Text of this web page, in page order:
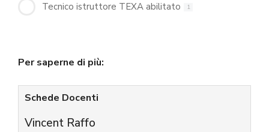
Tecnico istruttore TEXA abilitato 1
Per saperne di più:
Schede Docenti
Vincent Raffo